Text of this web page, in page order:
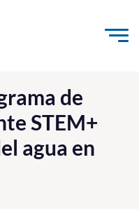
de
STEM+
agua en